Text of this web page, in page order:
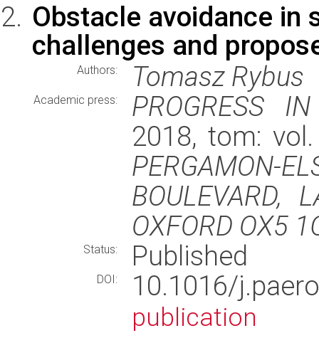
Obstacle avoidance in
challenges and
Authors: Tomasz Rybus
Academic press:
PROGRESS
2018, tom:
PERGAMON-
BOULEVARD,
OXFORD OX5
Status: Published
DOI: 10.1016/
publication